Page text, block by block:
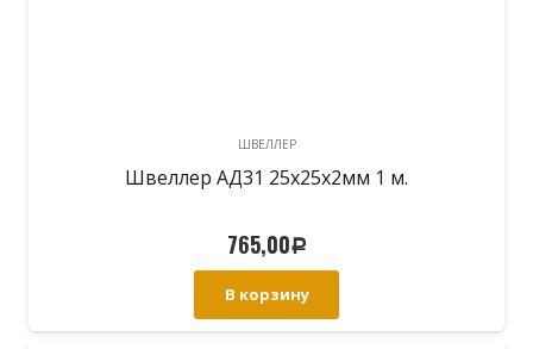
ШВЕЛЛЕР
Швеллер АД31 25х25х2мм 1 м.
765,00Р
В корзину